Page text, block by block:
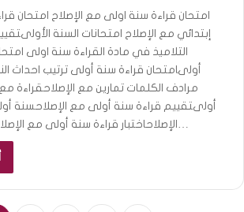
امتحان قراءة سنة اولى مع الإصلاح امتحان
إبتدائي مع الإصلاح امتحانات السنة
التلاميذ في مادة القراءة سنة اولى
أولىامتحان قراءة سنة أولى ترتيب احداث
مرادف الكلمات تمارين مع الإصلاحقراءة
أولىتقييم قراءة سنة أولى مع الإصلاحسنة